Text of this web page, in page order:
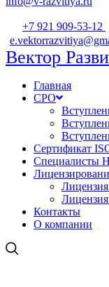
+7 921 909-53-12
Вектор
Главная
СРО
Сертификат
Специалисты
Контакты
О компании